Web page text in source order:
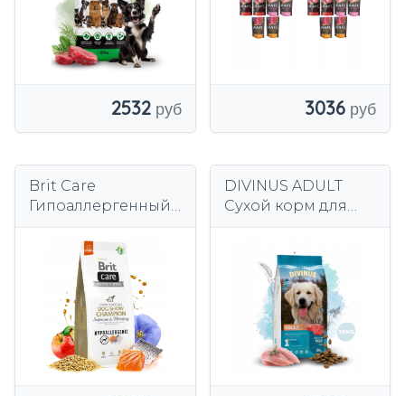
2532 3036
Brit Care
Гипоаллергенный
собак 12кг
DIVINUS ADULT
Сухой корм для
витамины 20 кг